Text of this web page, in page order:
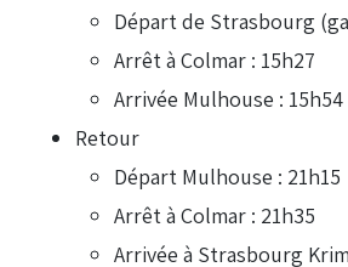
Départ de Strasbourg
Arrêt à Colmar : 15h27
Arrivée Mulhouse : 15h54
Retour
Départ Mulhouse : 21h15
Arrêt à Colmar : 21h35
Arrivée à Strasbourg